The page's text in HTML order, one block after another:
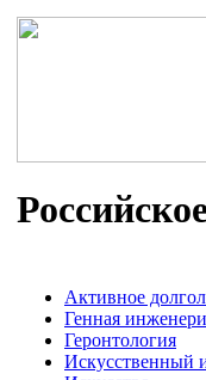
Активное
Генная
Геронтология
Искусственный